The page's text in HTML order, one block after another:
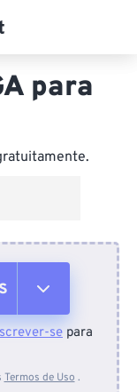
para
se para
Termos de Uso .